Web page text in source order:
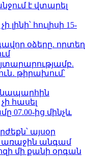
է վտարել
լինի՝ հուլիսի 15-
օձերը. որտեղ
թիրախում՝
հասել
07.00-ից մինչև
այսօր
առաջին անգամ
մի քանի օրգան